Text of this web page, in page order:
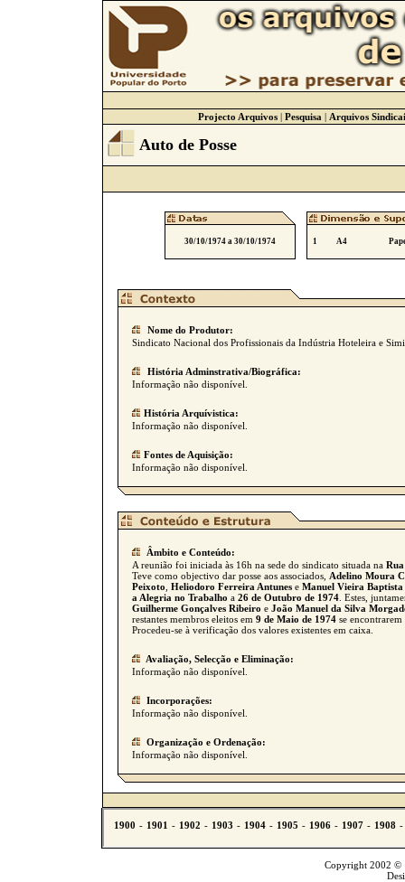
Projecto Arquivos| Pesquisa | Arquivos
Auto de Posse
30/10/1974 a 30/10/1974 1 A4
Nome do Produtor:
Sindicato Nacional dos Profissionais da Indústria Hoteleira e
História Adminstrativa/Biográfica:
Informação não disponível.
História Arquívistica:
Informação não disponível.
Fontes de Aquisição:
Informação não disponível.
Âmbito e Conteúdo:
A reunião foi iniciada às 16h na sede do sindicato situada na
Teve como objectivo dar posse aos associados, Adelino Moura
Peixoto Heliodoro Ferreira Antunes e Manuel Vieira Baptista
a Alegria no Trabalho a 26 de Outubro de 1974 . Estes,
Guilherme Gonçalves Ribeiro e João Manuel da Silva
restantes membros eleitos em 9 de Maio de 1974 se
Procedeu-se à verificação dos valores existentes em caixa.
Avaliação, Selecção e Eliminação:
Informação não disponível.
Incorporações:
Informação não disponível.
Organização e Ordenação:
Informação não disponível.
Copyright 2002 ©